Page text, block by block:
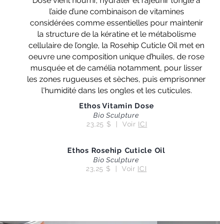
23,25 $ | Voir ICI
Bio Sculpture
Ethos Rosehip Cuticle Oil
23,25 $ | Voir ICI
Bio Sculpture
Ethos Vitamin Dose
l’aide d’une combinaison de vitamines
considérées comme essentielles pour maintenir
la structure de la kératine et le métabolisme
cellulaire de l’ongle, la Rosehip Cuticle Oil met en
oeuvre une composition unique d’huiles, de rose
musquée et de camélia notamment, pour lisser
les zones rugueuses et sèches, puis emprisonner
l'humidité dans les ongles et les cuticules.